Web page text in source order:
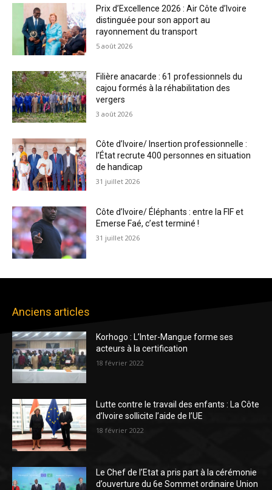
Prix d’Excellence 2026 : Air Côte d’Ivoire
distinguée pour son apport au
rayonnement du transport
5 août 2026
Filière anacarde : 61 professionnels du
cajou formés à la réhabilitation des
vergers
3 août 2026
Côte d’Ivoire/ Insertion professionnelle :
l’État recrute 400 personnes en situation
de handicap
31 juillet 2026
Côte d’Ivoire/ Éléphants : entre la FIF et
Emerse Faé, c’est terminé !
31 juillet 2026
Anciens articles
Korhogo : L’Inter-Mangue forme ses
acteurs à la certification
18 février 2022
Lutte contre le travail des enfants : La Côte
d’Ivoire sollicite l’aide de l’UE
18 février 2022
Le Chef de l’Etat a pris part à la cérémonie
d’ouverture du 6e Sommet ordinaire Union